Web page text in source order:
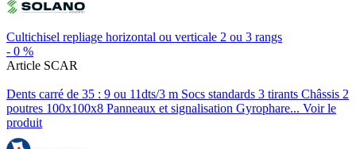
Cultichisel repliage horizontal ou verticale 2 ou 3 rangs
- 0 %
Article SCAR
Dents carré de 35 : 9 ou 11dts/3 m Socs standards 3 tirants Châssis 2
poutres 100x100x8 Panneaux et signalisation Gyrophare... Voir le
produit